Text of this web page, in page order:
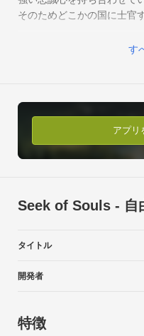
ルアップなどを簡略化して
また、同じ冒険でも違う宝
白熱のバトル！
迷宮の中の宝を狙っている
敵と遭遇した時は多彩なカ
そのためどこかの国に士官
す
アプリ
Seek of Souls - 自
タイトル
開発者
特徴